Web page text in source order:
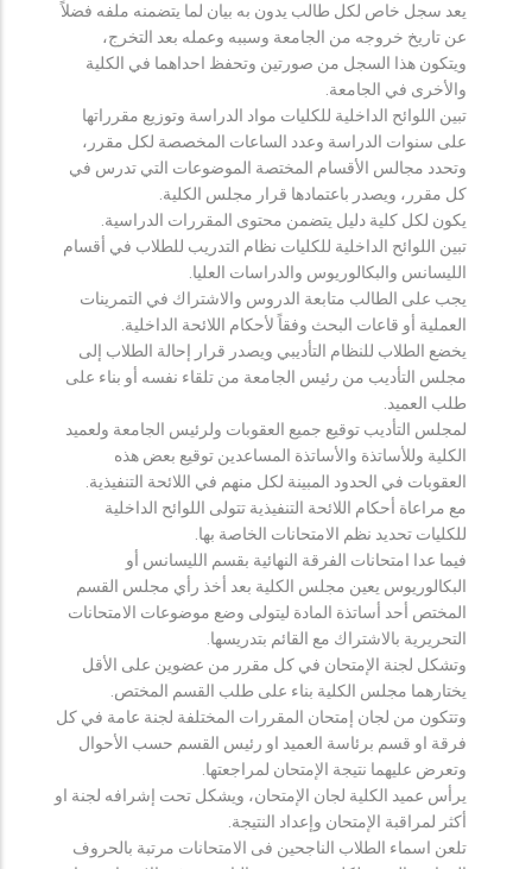
يعد سجل خاص لكل طالب يدون به بيان لما يتضمنه ملفه فضلاً
عن تاريخ خروجه من الجامعة وسببه وعمله بعد التخرج،
ويتكون هذا السجل من صورتين وتحفظ احداهما في الكلية
والأخرى في الجامعة.
تبين اللوائح الداخلية للكليات مواد الدراسة وتوزيع مقرراتها
على سنوات الدراسة وعدد الساعات المخصصة لكل مقرر،
وتحدد مجالس الأقسام المختصة الموضوعات التي تدرس في
كل مقرر، ويصدر باعتمادها قرار مجلس الكلية.
يكون لكل كلية دليل يتضمن محتوى المقررات الدراسية.
تبين اللوائح الداخلية للكليات نظام التدريب للطلاب في أقسام
الليسانس والبكالوريوس والدراسات العليا.
يجب على الطالب متابعة الدروس والاشتراك في التمرينات
العملية أو قاعات البحث وفقاً لأحكام اللائحة الداخلية.
يخضع الطلاب للنظام التأديبي ويصدر قرار إحالة الطلاب إلى
مجلس التأديب من رئيس الجامعة من تلقاء نفسه أو بناء على
طلب العميد.
لمجلس التأديب توقيع جميع العقوبات ولرئيس الجامعة ولعميد
الكلية وللأساتذة والأساتذة المساعدين توقيع بعض هذه
العقوبات في الحدود المبينة لكل منهم في اللائحة التنفيذية.
مع مراعاة أحكام اللائحة التنفيذية تتولى اللوائح الداخلية
للكليات تحديد نظم الامتحانات الخاصة بها.
فيما عدا امتحانات الفرقة النهائية بقسم الليسانس أو
البكالوريوس يعين مجلس الكلية بعد أخذ رأي مجلس القسم
المختص أحد أساتذة المادة ليتولى وضع موضوعات الامتحانات
التحريرية بالاشتراك مع القائم بتدريسها.
وتشكل لجنة الإمتحان في كل مقرر من عضوين على الأقل
يختارهما مجلس الكلية بناء على طلب القسم المختص.
وتتكون من لجان إمتحان المقررات المختلفة لجنة عامة في كل
فرقة او قسم برئاسة العميد او رئيس القسم حسب الأحوال
وتعرض عليهما نتيجة الإمتحان لمراجعتها.
يرأس عميد الكلية لجان الإمتحان، ويشكل تحت إشرافه لجنة او
أكثر لمراقبة الإمتحان وإعداد النتيجة.
تلعن اسماء الطلاب الناجحين فى الامتحانات مرتبة بالحروف